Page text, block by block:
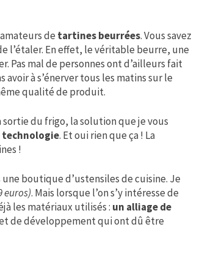
de tartines beurrées. Vous savez
l’étaler. En effet, le véritable beurre, une
Pas mal de personnes ont d’ailleurs fait
à s’énerver tous les matins sur le
qualité de produit.
du frigo, la solution que je vous
technologie. Et oui rien que ça ! La
!
boutique d’ustensiles de cuisine. Je
euros). Mais lorsque l’on s’y intéresse de
les matériaux utilisés : un alliage de
de développement qui ont dû être